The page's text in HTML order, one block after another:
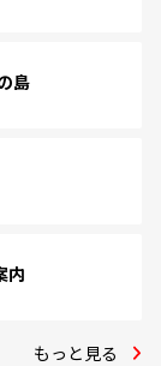
島
内
もっと見る